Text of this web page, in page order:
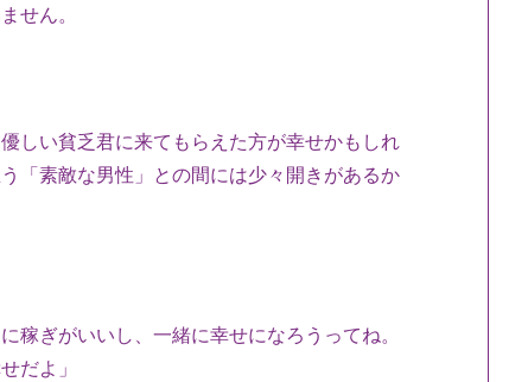
せん。
しい貧乏君に来てもらえた方が幸せかもしれ
「素敵な男性」との間には少々開きがあるか
稼ぎがいいし、一緒に幸せになろうってね。
だよ」